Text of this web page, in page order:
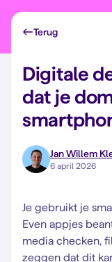
Terug
Digitale
dat je
Jan Willem
6 april 2026
Je gebruikt je
Even appjes
media checken,
zeggen dat dit